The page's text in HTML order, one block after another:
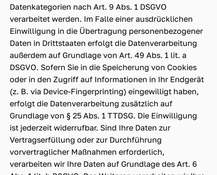
Datenkategorien nach Art. 9 Abs. 1 DSGVO
verarbeitet werden. Im Falle einer ausdrücklichen
Einwilligung in die Übertragung personenbezogener
Daten in Drittstaaten erfolgt die Datenverarbeitung
außerdem auf Grundlage von Art. 49 Abs. 1 lit. a
DSGVO. Sofern Sie in die Speicherung von Cookies
oder in den Zugriff auf Informationen in Ihr Endgerät
(z. B. via Device-Fingerprinting) eingewilligt haben,
erfolgt die Datenverarbeitung zusätzlich auf
Grundlage von § 25 Abs. 1 TTDSG. Die Einwilligung
ist jederzeit widerrufbar. Sind Ihre Daten zur
Vertragserfüllung oder zur Durchführung
vorvertraglicher Maßnahmen erforderlich,
verarbeiten wir Ihre Daten auf Grundlage des Art. 6